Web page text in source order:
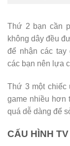
Thứ 2 bạn cần
không dây đều
để nhận các tay
các bạn nên lựa
Thứ 3 một chiếc
game nhiều hơn
quá dễ dàng để
CẤU HÌNH